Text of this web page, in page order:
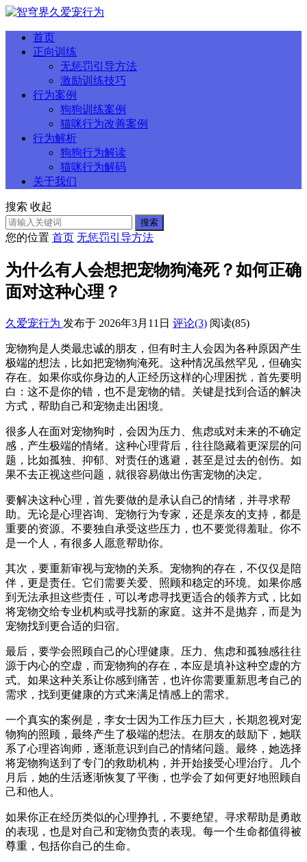
首页
正向训练
无惩罚引导方法
激励训练技巧
行为案例
狗狗训练案例
猫咪行为改善案例
行为解析
狗狗行为解读
猫咪行为解码
关于我们
搜索 收起
搜索
您的位置 首页 无惩罚引导方法
为什么有人会想把宠物狗淹死？如何正确
面对这种心理？
久爱宠行为 发布于 2026年3月11日 评论(3) 阅读(85)
宠物狗是人类最忠诚的朋友，但有时主人会因为各种原因产生
极端的想法，比如把宠物狗淹死。这种情况虽然罕见，但确实
存在。如果你或你身边的人正经历这样的心理困扰，首先要明
白：这不是你的错，也不是宠物的错。关键是找到合适的解决
方式，帮助自己和宠物走出困境。
很多人在面对宠物狗时，会因为压力、焦虑或对未来的不确定
感，产生极端的情绪。这种心理背后，往往隐藏着更深层的问
题，比如孤独、抑郁、对责任的逃避，甚至是过去的创伤。如
果不去正视这些问题，就很容易做出伤害宠物的决定。
要解决这种心理，首先要做的是承认自己的情绪，并寻求帮
助。无论是心理咨询、宠物行为专家，还是亲友的支持，都是
重要的资源。不要独自承受这些压力，也不要觉得羞耻。你不
是一个人，有很多人愿意帮助你。
其次，要重新审视与宠物的关系。宠物狗的存在，不仅仅是陪
伴，更是责任。它们需要关爱、照顾和稳定的环境。如果你感
到无法承担这些责任，可以考虑寻找更适合的领养方式，比如
将宠物交给专业机构或寻找新的家庭。这并不是抛弃，而是为
宠物找到更合适的归宿。
最后，要学会照顾自己的心理健康。压力、焦虑和孤独感往往
源于内心的空虚，而宠物狗的存在，本应是填补这种空虚的方
式。如果这种关系让你感到痛苦，也许你需要重新思考自己的
需求，找到更健康的方式来满足情感上的需求。
一个真实的案例是，李女士因为工作压力巨大，长期忽视对宠
物狗的照顾，最终产生了极端的想法。在朋友的鼓励下，她联
系了心理咨询师，逐渐意识到自己的情绪问题。最终，她选择
将宠物狗送到了专门的救助机构，并开始接受心理治疗。几个
月后，她的生活逐渐恢复了平衡，也学会了如何更好地照顾自
己和他人。
如果你正在经历类似的心理挣扎，不要绝望。寻求帮助是勇敢
的表现，也是对自己和宠物负责的表现。每一个生命都值得被
尊重，包括你自己的生命。